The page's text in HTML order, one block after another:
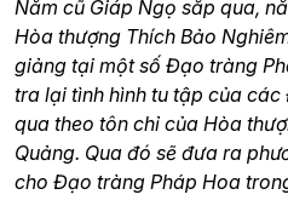
Năm cũ Giáp Ngọ sắp qua,
Hòa thượng Thích Bảo
giảng tại một số Đạo tràng
tra lại tình hình tu tập của
qua theo tôn chỉ của Hòa
Quảng. Qua đó sẽ đưa ra
cho Đạo tràng Pháp Hoa